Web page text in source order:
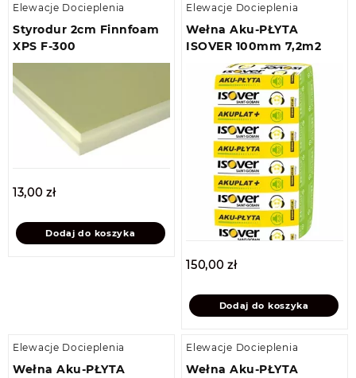
Elewacje Docieplenia
Styrodur 2cm Finnfoam
XPS F-300
13,00zł
Dodaj do koszyka
Elewacje Docieplenia
Wełna Aku-PŁYTA
ISOVER 100mm 7,2m2
150,00zł
Dodaj do koszyka
Elewacje Docieplenia
Wełna Aku-PŁYTA
Elewacje Docieplenia
Wełna Aku-PŁYTA